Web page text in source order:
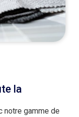
la
notre gamme de